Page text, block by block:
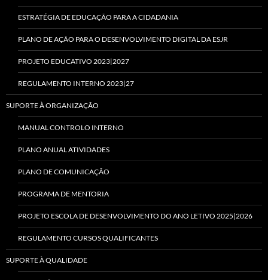
ESTRATÉGIA DE EDUCAÇÃO PARA A CIDADANIA
PLANO DE AÇÃO PARA O DESENVOLVIMENTO DIGITAL DA ESJR
PROJETO EDUCATIVO 2023|2027
REGULAMENTO INTERNO 2023|27
SUPORTE À ORGANIZAÇÃO
MANUAL CONTROLO INTERNO
PLANO ANUAL ATIVIDADES
PLANO DE COMUNICAÇÃO
PROGRAMA DE MENTORIA
PROJETO ESCOLA DE DESENVOLVIMENTO DO ANO LETIVO 2025|2026
REGULAMENTO CURSOS QUALIFICANTES
SUPORTE À QUALIDADE